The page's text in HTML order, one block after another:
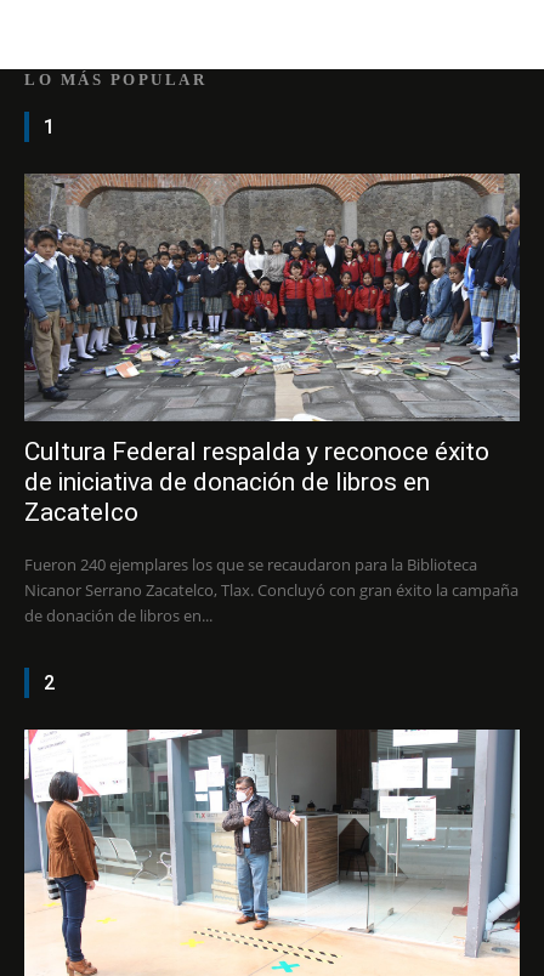
LO MÁS POPULAR
1
Cultura Federal respalda y reconoce éxito
de iniciativa de donación de libros en
Zacatelco
Fueron 240 ejemplares los que se recaudaron para la Biblioteca
Nicanor Serrano Zacatelco, Tlax. Concluyó con gran éxito la campaña
de donación de libros en...
2